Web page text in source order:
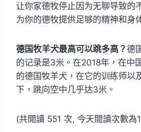
让你家德牧停止因为无聊导致的
为你的德牧提供足够的精神和身
德国牧羊犬最高可以跳多高？德
的记录是3米。在2018年，在中
的德国牧羊犬，在它的训练师以
下，跳向空中几乎达3米。
(共閲讀 551 次, 今天閲讀次數為